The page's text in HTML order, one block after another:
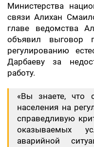
Министерства
связи Алихан
главе ведомства
объявил выговор
регулированию
Дарбаеву за
работу.
«Вы знаете, что
населения на
справедливую
оказываемых
аварийной